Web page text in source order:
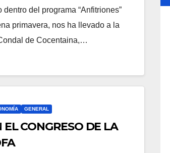
dentro del programa “Anfitriones”
primavera, nos ha llevado a la
de Cocentaina,…
GENERAL
CONGRESO DE LA